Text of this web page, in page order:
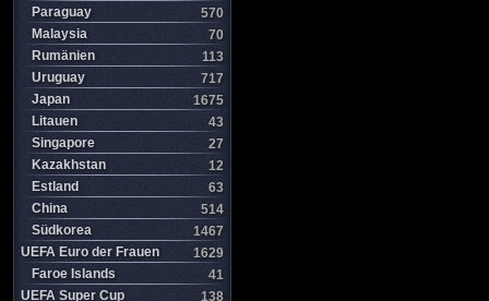
Paraguay
570
Malaysia
70
Rumänien
113
Uruguay
717
Japan
1675
Litauen
43
Singapore
27
Kazakhstan
12
Estland
63
China
514
Südkorea
1467
UEFA Euro der Frauen
1629
Faroe Islands
41
UEFA Super Cup
138